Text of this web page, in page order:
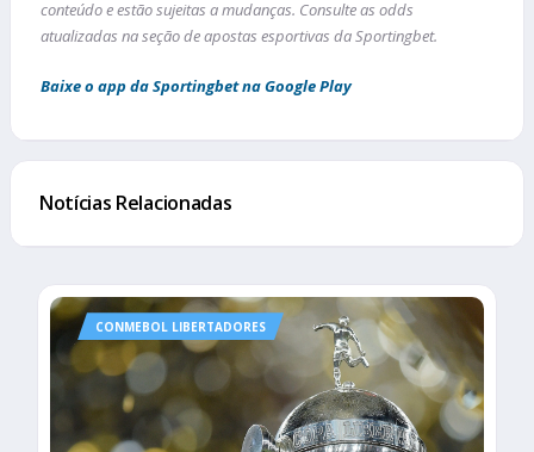
conteúdo e estão sujeitas a mudanças. Consulte as odds
atualizadas na seção de apostas esportivas da Sportingbet.
Baixe o app da Sportingbet na Google Play
Notícias Relacionadas
CONMEBOL LIBERTADORES